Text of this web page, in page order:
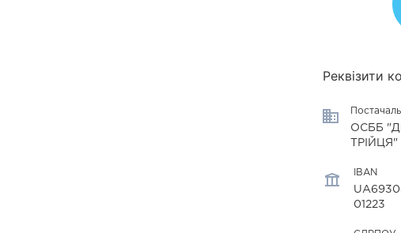
Реквізити
ОСББ
ТРІЙЦЯ"
IBAN
01223